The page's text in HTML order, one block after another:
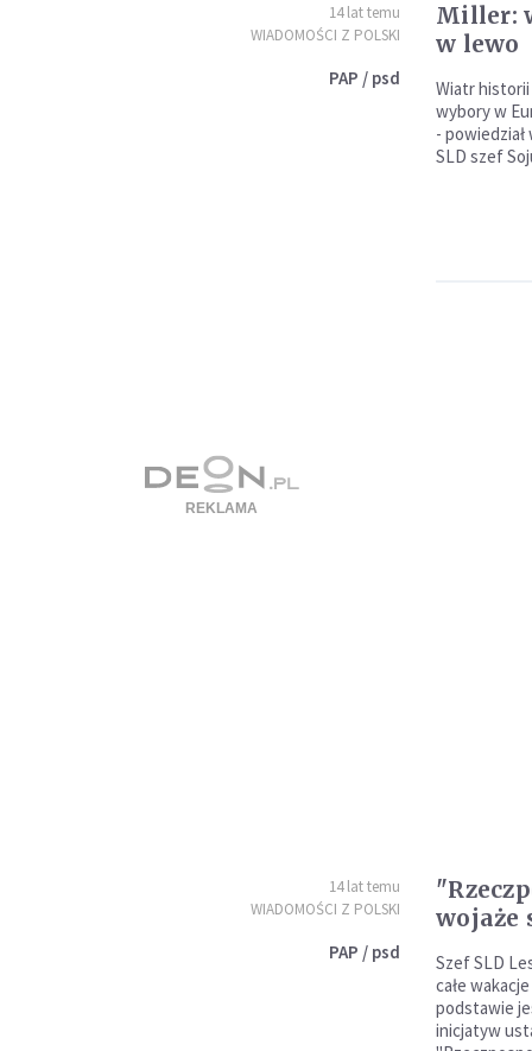
14 lat temu
WIADOMOŚCI Z POLSKI
PAP / psd
Miller:
w lewo
Wiatr
wybory w
-
SLD szef
14 lat temu
WIADOMOŚCI Z POLSKI
PAP / psd
wojaże
Szef SLD
całe
podstawie
inicjatyw